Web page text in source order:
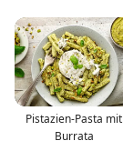
Pistazien-Pasta mit
Burrata